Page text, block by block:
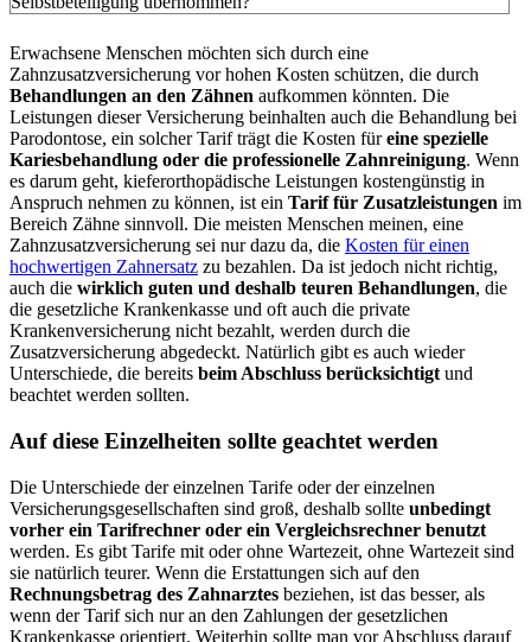
Erwachsene Menschen möchten sich durch eine
Zahnzusatzversicherung vor hohen Kosten schützen, die durch
Behandlungen an den Zähnen aufkommen könnten. Die
Leistungen dieser Versicherung beinhalten auch die Behandlung bei
Parodontose, ein solcher Tarif trägt die Kosten füreine spezielle
Kariesbehandlung oder die professionelle Zahnreinigung. Wenn
es darum geht, kieferorthopädische Leistungen kostengünstig in
Anspruch nehmen zu können, ist ein Tarif für Zusatzleistungen im
Bereich Zähne sinnvoll. Die meisten Menschen meinen, eine
Zahnzusatzversicherung sei nur dazu da, die Kosten für einen
hochwertigen Zahnersatz zu bezahlen. Da ist jedoch nicht richtig,
auch die wirklich guten und deshalb teuren Behandlungen, die
die gesetzliche Krankenkasse und oft auch die private
Krankenversicherung nicht bezahlt, werden durch die
Zusatzversicherung abgedeckt. Natürlich gibt es auch wieder
Unterschiede, die bereits beim Abschluss berücksichtigtund
beachtet werden sollten.
Auf diese Einzelheiten sollte geachtet werden
Die Unterschiede der einzelnen Tarife oder der einzelnen
Versicherungsgesellschaften sind groß, deshalb sollte unbedingt
vorher ein Tarifrechner oder ein Vergleichsrechner benutzt
werden. Es gibt Tarife mit oder ohne Wartezeit, ohne Wartezeit sind
sie natürlich teurer. Wenn die Erstattungen sich auf den
Rechnungsbetrag des Zahnarztes beziehen, ist das besser, als
wenn der Tarif sich nur an den Zahlungen der gesetzlichen
Krankenkasse orientiert. Weiterhin sollte man vor Abschluss darauf